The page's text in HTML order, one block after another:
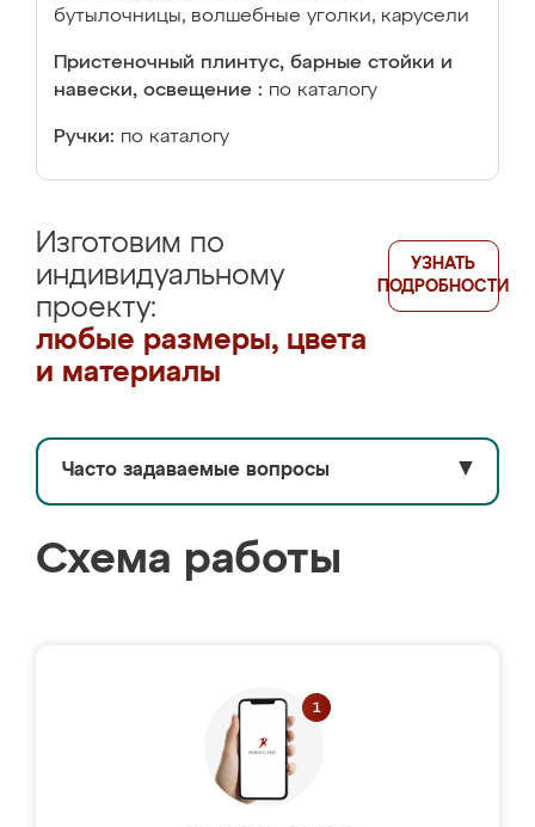
бутылочницы, волшебные уголки, карусели
Пристеночный плинтус, барные стойки и
навески, освещение : по каталогу
Ручки: по каталогу
Изготовим по
индивидуальному
проекту:
любые размеры, цвета
и материалы
УЗНАТЬ
ПОДРОБНОСТИ
Часто задаваемые вопросы ▼
Схема работы